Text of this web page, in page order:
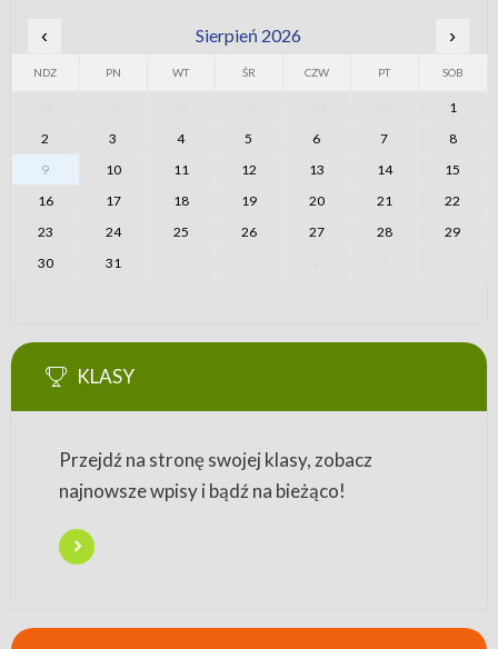
‹ Sierpień 2026 ›
NDZ PN WT ŚR CZW PT SOB
1
2
3 4 5 6 7
8
9
10 11 12 13 14
15
16
17 18 19 20 21
22
23
24 25 26 27 28
29
30
31
KLASY
Przejdź na stronę swojej klasy, zobacz
najnowsze wpisy i bądź na bieżąco!